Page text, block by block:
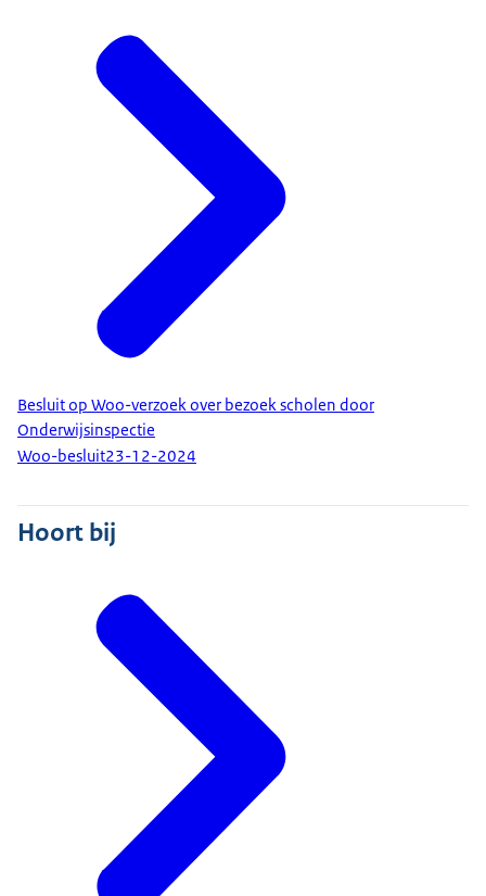
Besluit op Woo-verzoek over bezoek scholen door
Onderwijsinspectie
Woo-besluit23-12-2024
Hoort bij